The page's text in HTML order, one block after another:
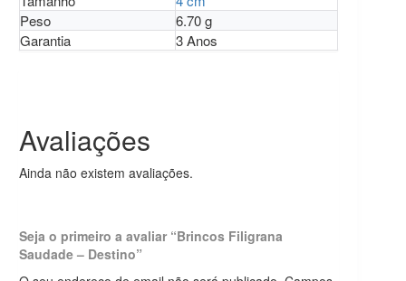
Peso
6.70 g
Garantia
3 Anos
Avaliações
Ainda não existem avaliações.
Seja o primeiro a avaliar “Brincos Filigrana
Saudade – Destino”